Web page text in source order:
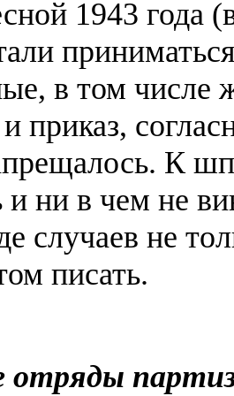
1943 года
в том
приказ,
К
и ни в чем не
случаев не
писать.